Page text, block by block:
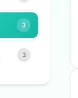
3
3